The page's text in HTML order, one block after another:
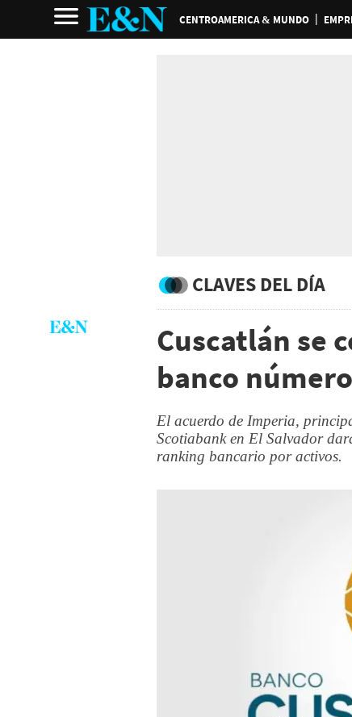
CENTROAMERICA & MUNDO
CLAVES DEL DÍA
Cuscatlán se
banco
El acuerdo de Imperia,
Scotiabank en El Salvador
ranking bancario por activos.